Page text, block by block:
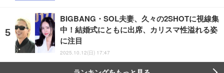
BIGBANG・SOL夫妻、久々の2SHOTに視線集
中！結婚式にともに出席、カリスマ性溢れる姿
に注目
2025.10.12(日) 17:47